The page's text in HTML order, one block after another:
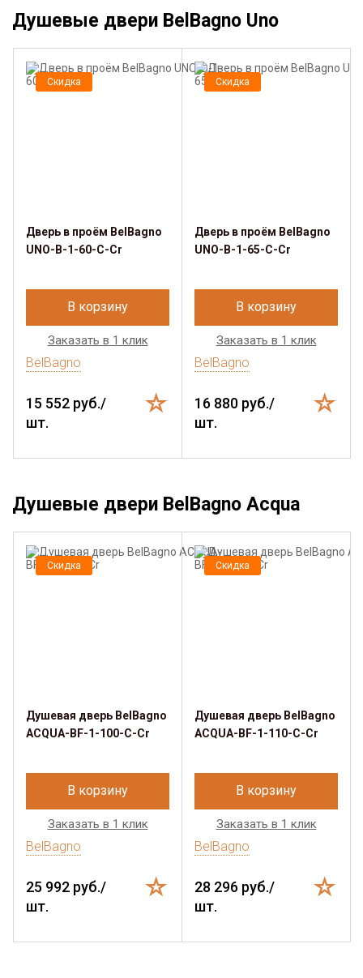
Душевые двери BelBagno Uno
Скидка
Дверь в проём BelBagno
UNO-B-1-60-C-Cr
В корзину
Заказать в 1 клик
BelBagno
15 552 руб./
шт.
Скидка
Дверь в проём BelBagno
UNO-B-1-65-C-Cr
В корзину
Заказать в 1 клик
BelBagno
16 880 руб./
шт.
Душевые двери BelBagno Acqua
Скидка
Душевая дверь BelBagno
ACQUA-BF-1-100-C-Cr
В корзину
Заказать в 1 клик
BelBagno
25 992 руб./
шт.
Скидка
Душевая дверь BelBagno
ACQUA-BF-1-110-C-Cr
В корзину
Заказать в 1 клик
BelBagno
28 296 руб./
шт.